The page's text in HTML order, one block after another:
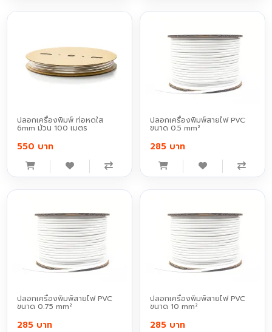
ปลอกเครื่องพิมพ์ ท่อหดใส
6mm ม้วน 100 เมตร
550 บาท
ปลอกเครื่องพิมพ์สายไฟ PVC
ขนาด 0.5 mm²
285 บาท
ปลอกเครื่องพิมพ์สายไฟ PVC
ขนาด 0.75 mm²
285 บาท
ปลอกเครื่องพิมพ์สายไฟ PVC
ขนาด 10 mm²
285 บาท